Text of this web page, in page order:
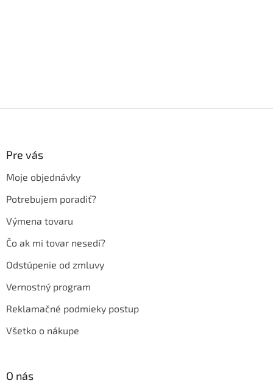
Pre vás
Moje objednávky
Potrebujem poradiť?
Výmena tovaru
Čo ak mi tovar nesedí?
Odstúpenie od zmluvy
Vernostný program
Reklamačné podmieky postup
Všetko o nákupe
O nás